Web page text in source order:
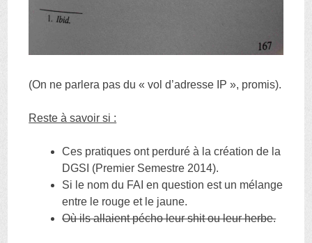
(On ne parlera pas du « vol d’adresse IP », promis).
Reste à savoir si :
Ces pratiques ont perduré à la création de la
DGSI (Premier Semestre 2014).
Si le nom du FAI en question est un mélange
entre le rouge et le jaune.
Où ils allaient pécho leur shit ou leur herbe.